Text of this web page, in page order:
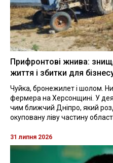
Прифронтові жнива:
життя і збитки для
Чуйка, бронежилет і шолом.
фермера на Херсонщині. У
чим ближчий Дніпро, який
окуповану ліву частину
31 липня 2026